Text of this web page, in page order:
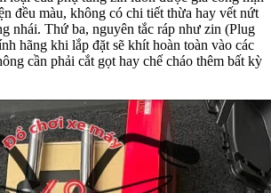
đều màu, không có chi tiết thừa hay vết nứt
nhái. Thứ ba, nguyên tắc ráp như zin (Plug
hãng khi lắp đặt sẽ khít hoàn toàn vào các
cần phải cắt gọt hay chế cháo thêm bất kỳ